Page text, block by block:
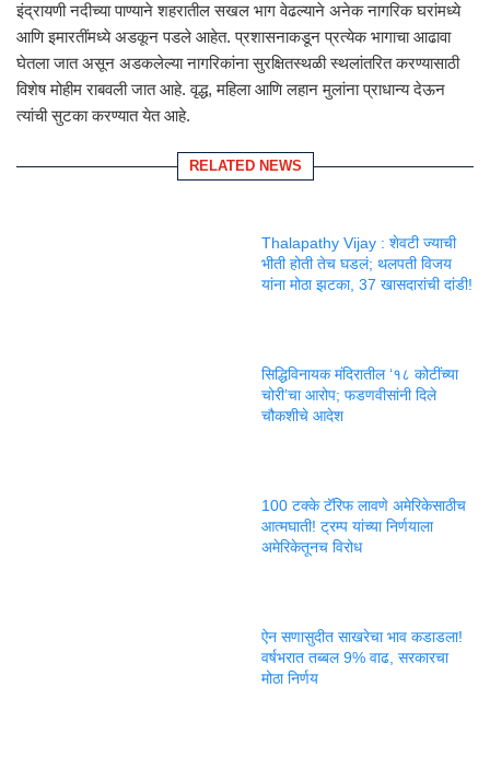
इंद्रायणी नदीच्या पाण्याने शहरातील सखल भाग वेढल्याने अनेक नागरिक घरांमध्ये
आणि इमारतींमध्ये अडकून पडले आहेत. प्रशासनाकडून प्रत्येक भागाचा आढावा
घेतला जात असून अडकलेल्या नागरिकांना सुरक्षितस्थळी स्थलांतरित करण्यासाठी
विशेष मोहीम राबवली जात आहे. वृद्ध, महिला आणि लहान मुलांना प्राधान्य देऊन
त्यांची सुटका करण्यात येत आहे.
RELATED NEWS
Thalapathy Vijay : शेवटी ज्याची
भीती होती तेच घडलं; थलपती विजय
यांना मोठा झटका, 37 खासदारांची दांडी!
सिद्धिविनायक मंदिरातील ‘१८ कोटींच्या
चोरी’चा आरोप; फडणवीसांनी दिले
चौकशीचे आदेश
100 टक्के टॅरिफ लावणे अमेरिकेसाठीच
आत्मघाती! ट्रम्प यांच्या निर्णयाला
अमेरिकेतूनच विरोध
ऐन सणासुदीत साखरेचा भाव कडाडला!
वर्षभरात तब्बल 9% वाढ, सरकारचा
मोठा निर्णय